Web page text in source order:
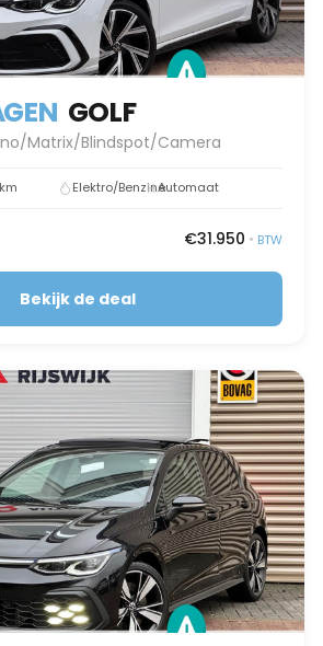
GOLF
Matrix/Blindspot/Camera
Elektro/BenzineAutomaat
€31.950 • BTW
Bekijk de deal